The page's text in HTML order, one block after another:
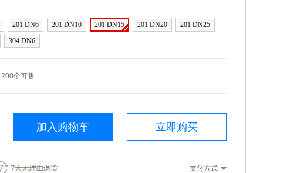
201 DN6 201 DN10 201 DN15 201 DN20
201 DN25
304 DN6
200个可售
立即购买
加入购物车
支付方式